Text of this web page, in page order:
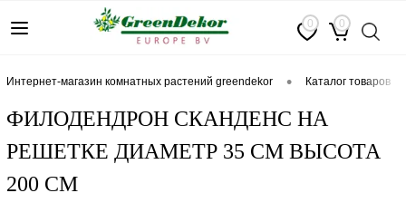
0 0
интернет-магазин комнатных растений greendekor • каталог товаров
ФИЛОДЕНДРОН СКАНДЕНС НА
РЕШЕТКЕ ДИАМЕТР 35 СМ ВЫСОТА
200 СМ